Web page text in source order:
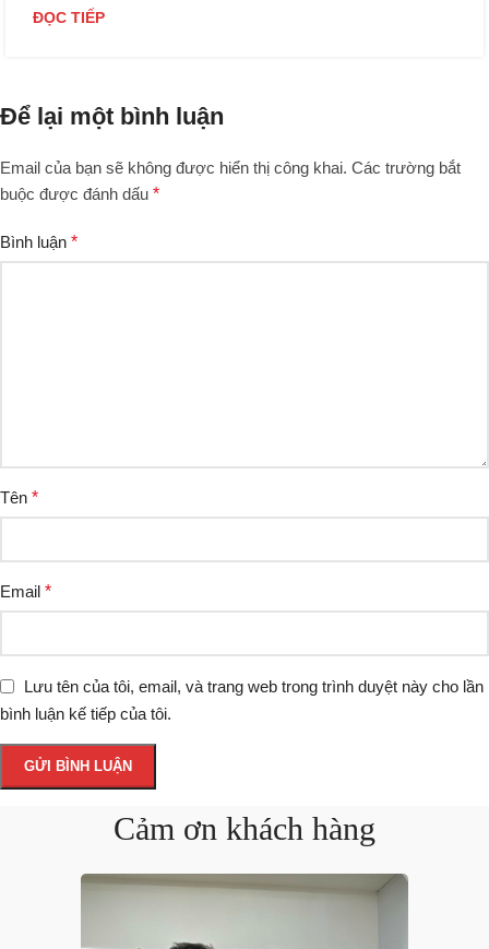
ĐỌC TIẾP
Để lại một bình luận
Email của bạn sẽ không được hiển thị công khai. Các trường bắt
buộc được đánh dấu *
Bình luận *
Tên *
Email *
Lưu tên của tôi, email, và trang web trong trình duyệt này cho lần
bình luận kế tiếp của tôi.
Cảm ơn khách hàng